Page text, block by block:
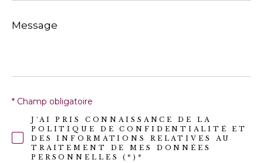
Message
*
J'AI PRIS CONNAISSANCE DE LA
POLITIQUE DE CONFIDENTIALITÉ ET
DES INFORMATIONS RELATIVES AU
TRAITEMENT DE MES DONNÉES
PERSONNELLES (*)*
* Champ obligatoire